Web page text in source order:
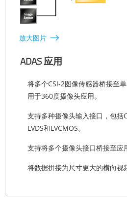
放大图片
ADAS 应用
将多个CSI-2图像传感器桥接至
用于360度摄像头应用。
支持多种摄像头输入接口，包括
LVDS和LVCMOS。
支持将多个摄像头接口桥接至应
将数据拼接为尺寸更大的横向视